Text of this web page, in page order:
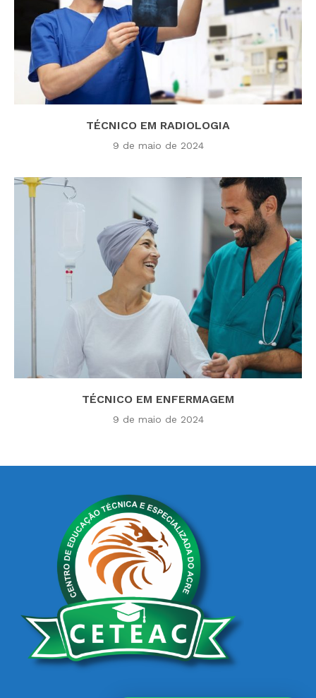
TÉCNICO EM RADIOLOGIA
9 de maio de 2024
TÉCNICO EM ENFERMAGEM
9 de maio de 2024